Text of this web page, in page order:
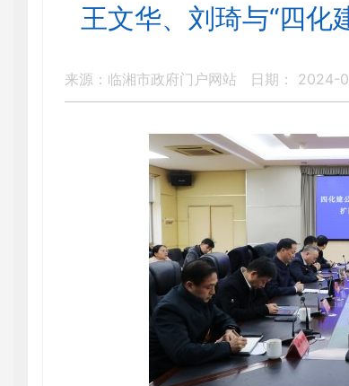
王文华、刘琦与“四化
来源：临湘市政府门户网站 日期： 2024-